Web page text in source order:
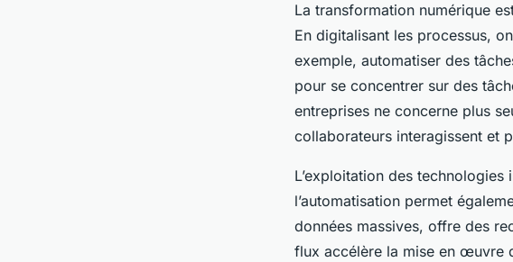
La transformation numérique
En digitalisant les processus,
exemple, automatiser des
pour se concentrer sur des
entreprises ne concerne plus
collaborateurs interagissent et
L’exploitation des
l’automatisation permet
données massives, offre des
flux accélère la mise en œuvre